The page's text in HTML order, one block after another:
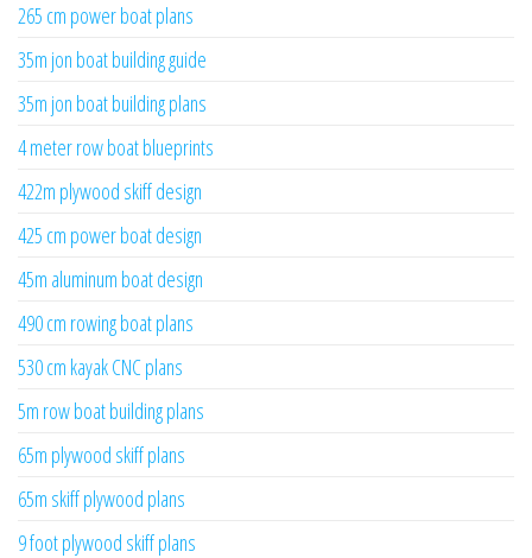
265 cm power boat plans
35m jon boat building guide
35m jon boat building plans
4 meter row boat blueprints
422m plywood skiff design
425 cm power boat design
45m aluminum boat design
490 cm rowing boat plans
530 cm kayak CNC plans
5m row boat building plans
65m plywood skiff plans
65m skiff plywood plans
9 foot plywood skiff plans